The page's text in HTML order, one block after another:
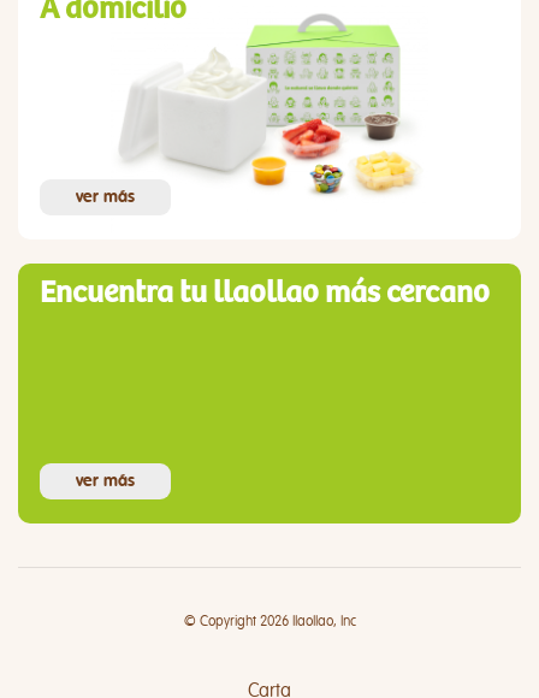
A domicilio
ver más
Encuentra tu llaollao más cercano
ver más
© Copyright 2026 llaollao, Inc
Carta